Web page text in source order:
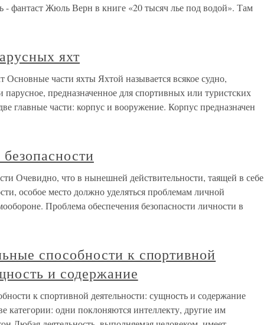
- фантаст Жюль Верн в книге «20 тысяч лье под водой». Там
яхт
Основные части яхты Яхтой называется всякое судно,
предназначенное для спортивных или туристских
главные части: корпус и вооружение. Корпус предназначен
Очевидно, что в нынешней действительности, таящей в себе
особое место должно уделяться проблемам личной
Проблема обеспечения безопасности личности в
способности к спортивной
и содержание
к спортивной деятельности: сущность и содержание
категории: одни поклоняются интеллекту, другие им